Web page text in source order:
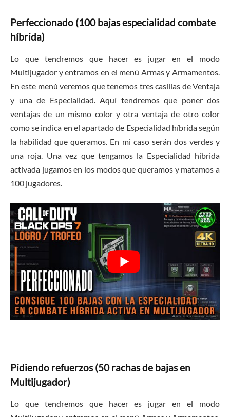
Perfeccionado (100 bajas especialidad combate
híbrida)
Lo que tendremos que hacer es jugar en el modo
Multijugador y entramos en el menú Armas y Armamentos.
En este menú veremos que tenemos tres casillas de Ventaja
y una de Especialidad. Aquí tendremos que poner dos
ventajas de un mismo color y otra ventaja de otro color
como se indica en el apartado de Especialidad híbrida según
la habilidad que queramos. En mi caso serán dos verdes y
una roja. Una vez que tengamos la Especialidad híbrida
activada jugamos en los modos que queramos y matamos a
100 jugadores.
Pidiendo refuerzos (50 rachas de bajas en
Multijugador)
Lo que tendremos que hacer es jugar en el modo